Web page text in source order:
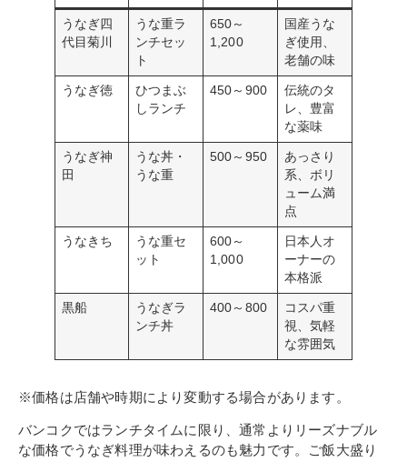
うなぎ四
代目菊川
うな重ラ
ンチセッ
ト
650～
1,200
国産うな
ぎ使用、
老舗の味
うなぎ徳
ひつまぶ
しランチ
450～900
伝統のタ
レ、豊富
な薬味
うなぎ神
田
うな丼・
うな重
500～950
あっさり
系、ボリ
ューム満
点
うなきち
うな重セ
ット
600～
1,000
日本人オ
ーナーの
本格派
黒船
うなぎラ
ンチ丼
400～800
コスパ重
視、気軽
な雰囲気
※価格は店舗や時期により変動する場合があります。
バンコクではランチタイムに限り、通常よりリーズナブル
な価格でうなぎ料理が味わえるのも魅力です。ご飯大盛り